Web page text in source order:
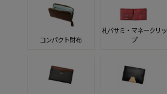
コンパクト財布
札バサミ・マネークリッ
プ